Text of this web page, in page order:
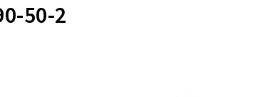
50-2